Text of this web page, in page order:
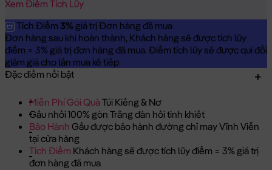
Xem Điểm Tích Lũy
Tích Điểm 3% giá trị Đơn hàng đã mua
Đơn hàng sau khi hoàn thành, Khách hàng sẽ được tích lũy
điểm = 3% giá trị đơn hàng đã mua. Điểm tích lũy sẽ được qui đổi
giảm giá cho lần mua kế tiếp
Đặc điểm nổi bật
Miễn Phí Gói QuàTúi Kiếng & Nơ
Gấu nhồi 100% gòn Trắng đàn hồi tinh khiết
Bảo Hành Gấu được bảo hành đường chỉ may Vĩnh Viễn
tại cửa hàng
Tích Điểm Khách hàng sẽ được tích lũy điểm = 3% giá trị
đơn hàng đã mua